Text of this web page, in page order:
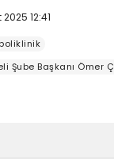
12:41
Şube Başkanı Ömer